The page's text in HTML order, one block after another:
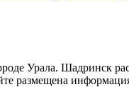
Урала. Шадринск
размещена